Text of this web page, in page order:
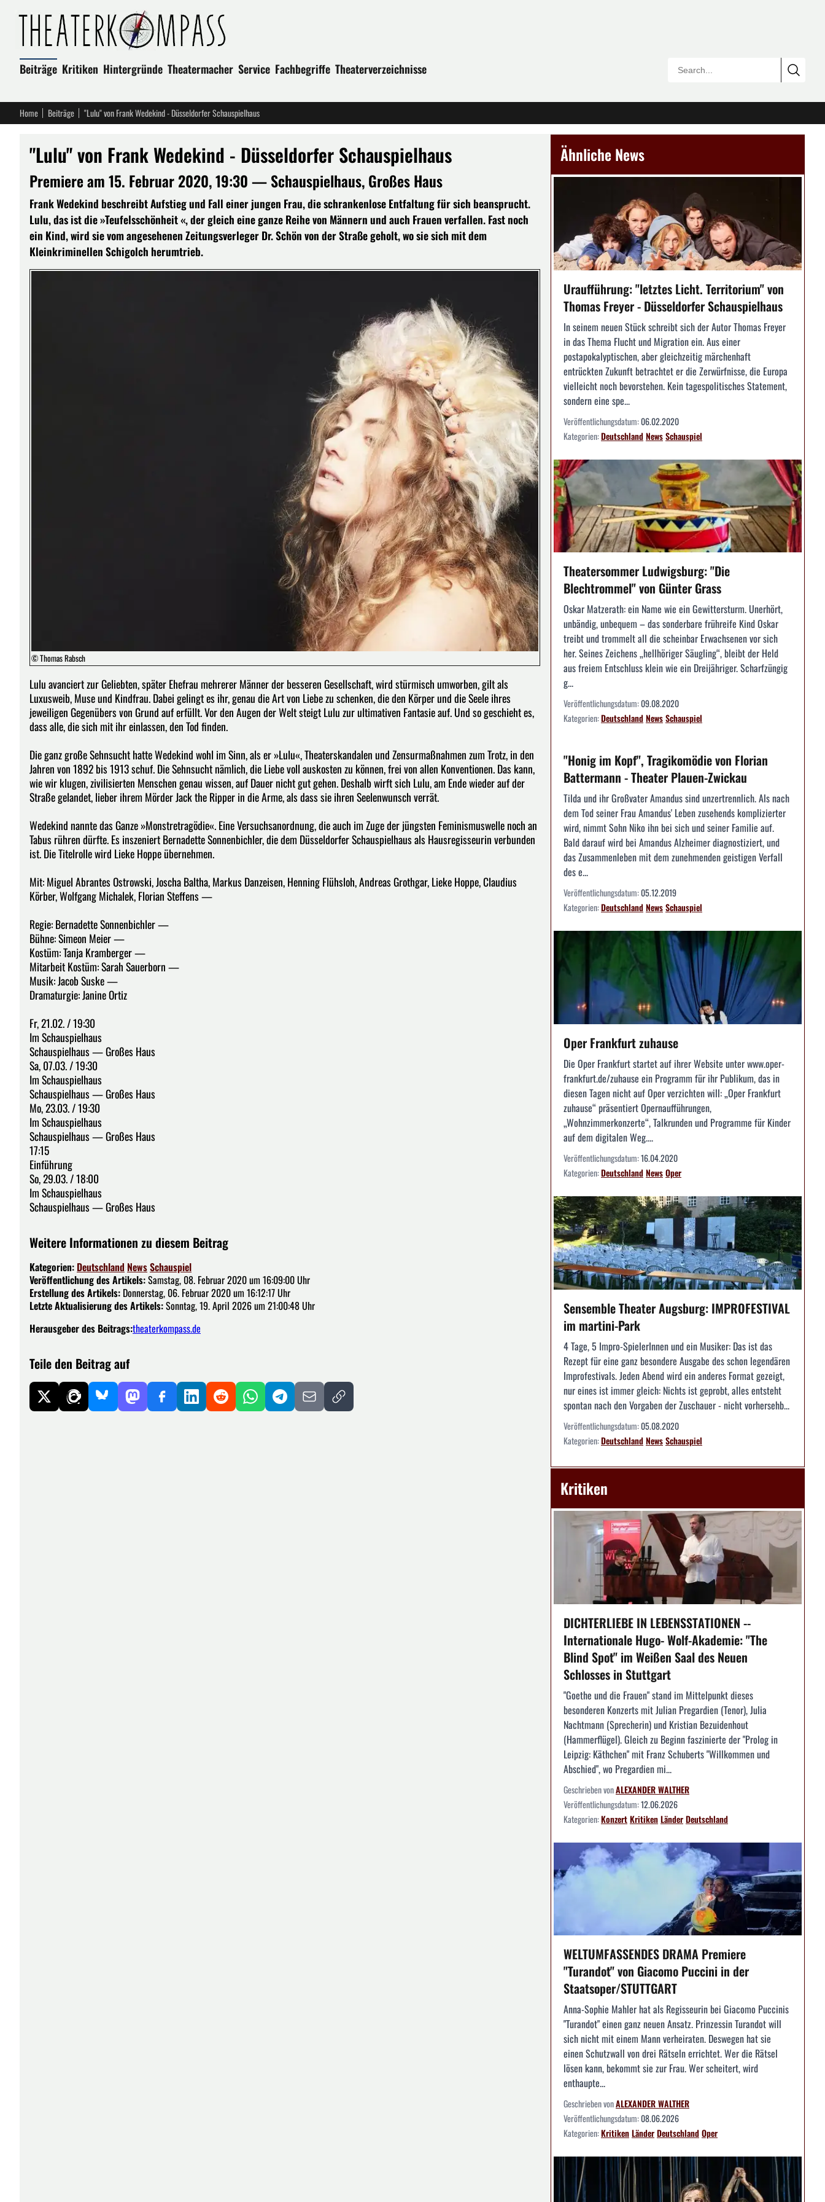
Beiträge Kritiken Hintergründe Theatermacher Service Fachbegriffe Theaterverzeichnisse
Home Beiträge "Lulu" von Frank Wedekind - Düsseldorfer Schauspielhaus
"Lulu" von Frank Wedekind - Düsseldorfer Schauspielhaus
Premiere am 15. Februar 2020, 19:30 — Schauspielhaus, Großes Haus
Frank Wedekind beschreibt Aufstieg und Fall einer jungen Frau, die schrankenlose Entfaltung für sich beansprucht.
Lulu, das ist die »Teufelsschönheit «, der gleich eine ganze Reihe von Männern und auch Frauen verfallen. Fast noch
ein Kind, wird sie vom angesehenen Zeitungsverleger Dr. Schön von der Straße geholt, wo sie sich mit dem
Kleinkriminellen Schigolch herumtrieb.
© Thomas Rabsch
Lulu avanciert zur Geliebten, später Ehefrau mehrerer Männer der besseren Gesellschaft, wird stürmisch umworben, gilt als
Luxusweib, Muse und Kindfrau. Dabei gelingt es ihr, genau die Art von Liebe zu schenken, die den Körper und die Seele ihres
jeweiligen Gegenübers von Grund auf erfüllt. Vor den Augen der Welt steigt Lulu zur ultimativen Fantasie auf. Und so geschieht es,
dass alle, die sich mit ihr einlassen, den Tod finden.
Die ganz große Sehnsucht hatte Wedekind wohl im Sinn, als er »Lulu«, Theaterskandalen und Zensurmaßnahmen zum Trotz, in den
Jahren von 1892 bis 1913 schuf. Die Sehnsucht nämlich, die Liebe voll auskosten zu können, frei von allen Konventionen. Das kann,
wie wir klugen, zivilisierten Menschen genau wissen, auf Dauer nicht gut gehen. Deshalb wirft sich Lulu, am Ende wieder auf der
Straße gelandet, lieber ihrem Mörder Jack the Ripper in die Arme, als dass sie ihren Seelenwunsch verrät.
Wedekind nannte das Ganze »Monstretragödie«. Eine Versuchsanordnung, die auch im Zuge der jüngsten Feminismuswelle noch an
Tabus rühren dürfte. Es inszeniert Bernadette Sonnenbichler, die dem Düsseldorfer Schauspielhaus als Hausregisseurin verbunden
ist. Die Titelrolle wird Lieke Hoppe übernehmen.
Mit: Miguel Abrantes Ostrowski, Joscha Baltha, Markus Danzeisen, Henning Flühsloh, Andreas Grothgar, Lieke Hoppe, Claudius
Körber, Wolfgang Michalek, Florian Steffens —
Regie: Bernadette Sonnenbichler —
Bühne: Simeon Meier —
Kostüm: Tanja Kramberger —
Mitarbeit Kostüm: Sarah Sauerborn —
Musik: Jacob Suske —
Dramaturgie: Janine Ortiz
Fr, 21.02. / 19:30
Im Schauspielhaus
Schauspielhaus — Großes Haus
Sa, 07.03. / 19:30
Im Schauspielhaus
Schauspielhaus — Großes Haus
Mo, 23.03. / 19:30
Im Schauspielhaus
Schauspielhaus — Großes Haus
17:15
Einführung
So, 29.03. / 18:00
Im Schauspielhaus
Schauspielhaus — Großes Haus
Weitere Informationen zu diesem Beitrag
Kategorien: Deutschland NewsSchauspiel
Veröffentlichung des Artikels:Samstag, 08. Februar 2020 um 16:09:00 Uhr
Erstellung des Artikels: Donnerstag, 06. Februar 2020 um 16:12:17 Uhr
Letzte Aktualisierung des Artikels:Sonntag, 19. April 2026 um 21:00:48 Uhr
Herausgeber des Beitrags:theaterkompass.de
Teile den Beitrag auf
Ähnliche News
Uraufführung: "letztes Licht. Territorium" von
Thomas Freyer - Düsseldorfer Schauspielhaus
In seinem neuen Stück schreibt sich der Autor Thomas Freyer
in das Thema Flucht und Migration ein. Aus einer
postapokalyptischen, aber gleichzeitig märchenhaft
entrückten Zukunft betrachtet er die Zerwürfnisse, die Europa
vielleicht noch bevorstehen. Kein tagespolitisches Statement,
sondern eine spe...
Veröffentlichungsdatum:06.02.2020
Kategorien:DeutschlandNewsSchauspiel
Theatersommer Ludwigsburg: "Die
Blechtrommel" von Günter Grass
Oskar Matzerath: ein Name wie ein Gewittersturm. Unerhört,
unbändig, unbequem – das sonderbare frühreife Kind Oskar
treibt und trommelt all die scheinbar Erwachsenen vor sich
her. Seines Zeichens „hellhöriger Säugling“, bleibt der Held
aus freiem Entschluss klein wie ein Dreijähriger. Scharfzüngig
g...
Veröffentlichungsdatum:09.08.2020
Kategorien:DeutschlandNewsSchauspiel
"Honig im Kopf", Tragikomödie von Florian
Battermann - Theater Plauen-Zwickau
Tilda und ihr Großvater Amandus sind unzertrennlich. Als nach
dem Tod seiner Frau Amandus' Leben zusehends komplizierter
wird, nimmt Sohn Niko ihn bei sich und seiner Familie auf.
Bald darauf wird bei Amandus Alzheimer diagnostiziert, und
das Zusammenleben mit dem zunehmenden geistigen Verfall
des e...
Veröffentlichungsdatum:05.12.2019
Kategorien:DeutschlandNewsSchauspiel
Oper Frankfurt zuhause
Die Oper Frankfurt startet auf ihrer Website unter www.oper-
frankfurt.de/zuhause ein Programm für ihr Publikum, das in
diesen Tagen nicht auf Oper verzichten will: „Oper Frankfurt
zuhause“ präsentiert Opernaufführungen,
„Wohnzimmerkonzerte“, Talkrunden und Programme für Kinder
auf dem digitalen Weg....
Veröffentlichungsdatum:16.04.2020
Kategorien:DeutschlandNewsOper
Sensemble Theater Augsburg: IMPROFESTIVAL
im martini-Park
4 Tage, 5 Impro-SpielerInnen und ein Musiker: Das ist das
Rezept für eine ganz besondere Ausgabe des schon legendären
Improfestivals. Jeden Abend wird ein anderes Format gezeigt,
nur eines ist immer gleich: Nichts ist geprobt, alles entsteht
spontan nach den Vorgaben der Zuschauer - nicht vorhersehb...
Veröffentlichungsdatum:05.08.2020
Kategorien:DeutschlandNewsSchauspiel
Kritiken
DICHTERLIEBE IN LEBENSSTATIONEN --
Internationale Hugo- Wolf-Akademie: "The
Blind Spot" im Weißen Saal des Neuen
Schlosses in Stuttgart
"Goethe und die Frauen" stand im Mittelpunkt dieses
besonderen Konzerts mit Julian Pregardien (Tenor), Julia
Nachtmann (Sprecherin) und Kristian Bezuidenhout
(Hammerflügel). Gleich zu Beginn faszinierte der "Prolog in
Leipzig: Käthchen" mit Franz Schuberts "Willkommen und
Abschied", wo Pregardien mi...
Geschrieben vonALEXANDER WALTHER
Veröffentlichungsdatum:12.06.2026
Kategorien:KonzertKritikenLänderDeutschland
WELTUMFASSENDES DRAMA Premiere
"Turandot" von Giacomo Puccini in der
Staatsoper/STUTTGART
Anna-Sophie Mahler hat als Regisseurin bei Giacomo Puccinis
"Turandot" einen ganz neuen Ansatz. Prinzessin Turandot will
sich nicht mit einem Mann verheiraten. Deswegen hat sie
einen Schutzwall von drei Rätseln errichtet. Wer die Rätsel
lösen kann, bekommt sie zur Frau. Wer scheitert, wird
enthaupte...
Geschrieben vonALEXANDER WALTHER
Veröffentlichungsdatum:08.06.2026
Kategorien:KritikenLänderDeutschlandOper